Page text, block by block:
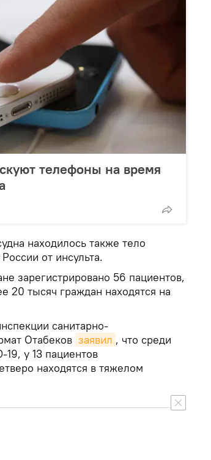
телефоны на время
находилось также тело
от инсульта.
зарегистрировано 56 пациентов,
20 тысяч граждан находятся на
санитарно-
Отабеков заявил , что среди
у 13 пациентов
находятся в тяжелом